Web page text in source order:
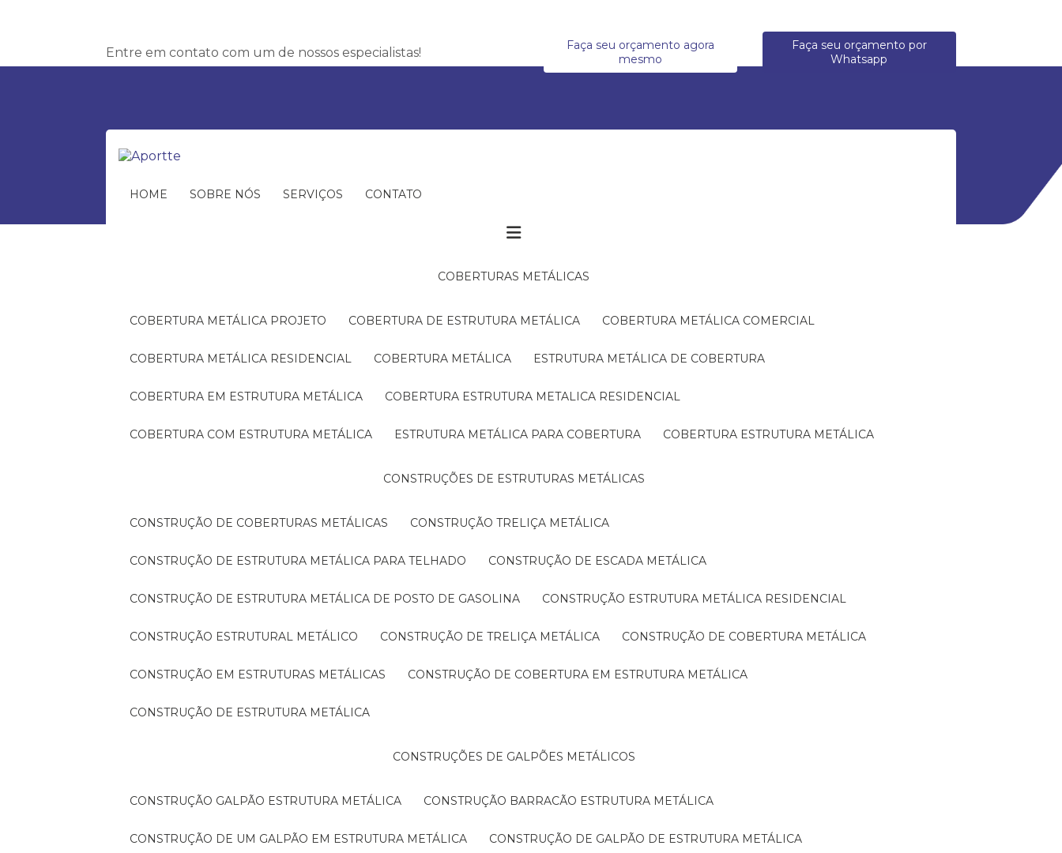
Entre em contato com um de nossos especialistas!
Faça seu orçamento agora
mesmo
Faça seu orçamento por
Whatsapp
HOME SOBRE NÓS SERVIÇOS CONTATO
COBERTURAS METÁLICAS
COBERTURA METÁLICA PROJETO COBERTURA DE ESTRUTURA METÁLICA COBERTURA METÁLICA COMERCIAL
COBERTURA METÁLICA RESIDENCIAL COBERTURA METÁLICA ESTRUTURA METÁLICA DE COBERTURA
COBERTURA EM ESTRUTURA METÁLICA COBERTURA ESTRUTURA METALICA RESIDENCIAL
COBERTURA COM ESTRUTURA METÁLICA ESTRUTURA METÁLICA PARA COBERTURA COBERTURA ESTRUTURA METÁLICA
CONSTRUÇÕES DE ESTRUTURAS METÁLICAS
CONSTRUÇÃO DE COBERTURAS METÁLICAS CONSTRUÇÃO TRELIÇA METÁLICA
CONSTRUÇÃO DE ESTRUTURA METÁLICA PARA TELHADO CONSTRUÇÃO DE ESCADA METÁLICA
CONSTRUÇÃO DE ESTRUTURA METÁLICA DE POSTO DE GASOLINA CONSTRUÇÃO ESTRUTURA METÁLICA RESIDENCIAL
CONSTRUÇÃO ESTRUTURAL METÁLICO CONSTRUÇÃO DE TRELIÇA METÁLICA CONSTRUÇÃO DE COBERTURA METÁLICA
CONSTRUÇÃO EM ESTRUTURAS METÁLICAS CONSTRUÇÃO DE COBERTURA EM ESTRUTURA METÁLICA
CONSTRUÇÃO DE ESTRUTURA METÁLICA
CONSTRUÇÕES DE GALPÕES METÁLICOS
CONSTRUÇÃO GALPÃO ESTRUTURA METÁLICA CONSTRUÇÃO BARRACÃO ESTRUTURA METÁLICA
CONSTRUÇÃO DE UM GALPÃO EM ESTRUTURA METÁLICA CONSTRUÇÃO DE GALPÃO DE ESTRUTURA METÁLICA